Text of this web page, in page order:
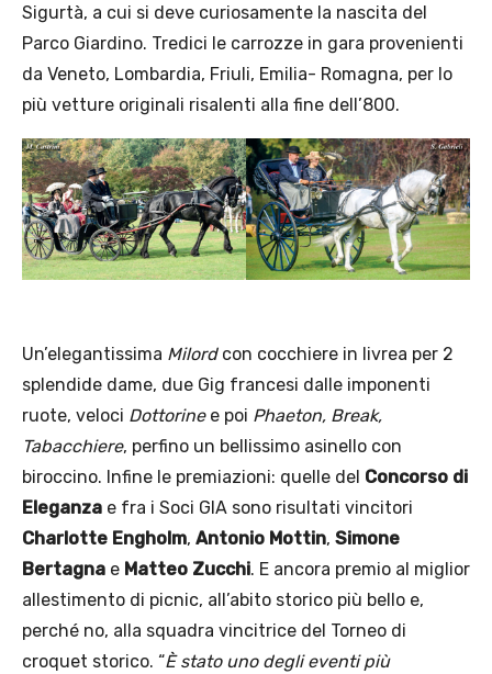
Sigurtà, a cui si deve curiosamente la nascita del
Parco Giardino. Tredici le carrozze in gara provenienti
da Veneto, Lombardia, Friuli, Emilia- Romagna, per lo
più vetture originali risalenti alla fine dell’800.
Un’elegantissima Milordcon cocchiere in livrea per 2
splendide dame, due Gig francesi dalle imponenti
ruote, veloci Dottorinee poi Phaeton, Break,
Tabacchiere, perfino un bellissimo asinello con
biroccino. Infine le premiazioni: quelle del Concorso di
Eleganza e fra i Soci GIA sono risultati vincitori
Charlotte Engholm, Antonio Mottin, Simone
Bertagna e Matteo Zucchi. E ancora premio al miglior
allestimento di picnic, all’abito storico più bello e,
perché no, alla squadra vincitrice del Torneo di
croquet storico. “È stato uno degli eventi più